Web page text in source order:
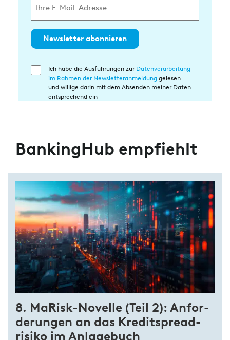
Newsletter abonnieren
Einwilligung
Ich habe die Ausführungen zur Datenverarbeitung
im Rahmen der Newsletteranmeldung gelesen
und willige darin mit dem Absenden meiner Daten
entsprechend ein
BankingHub empfiehlt
8. MaRisk-­Novelle (Teil 2): An­for­
derungen an das Kredit­spread­
risiko im Anlage­buch